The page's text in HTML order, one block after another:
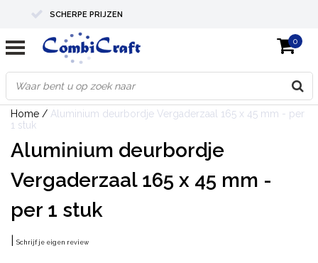
SCHERPE PRIJZEN
PROFESSIONELE KWALITEIT
EXPERTS IN MAATWERK
0
Home / Aluminium deurbordje Vergaderzaal 165 x 45 mm - per
1 stuk
Aluminium deurbordje
Vergaderzaal 165 x 45 mm -
per 1 stuk
Schrijf je eigen review